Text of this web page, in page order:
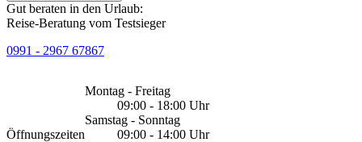
Gut beraten in den Urlaub:
Reise-Beratung vom Testsieger
0991 - 2967 67867
Öffnungszeiten
Montag - Freitag
09:00 - 18:00 Uhr
Samstag - Sonntag
09:00 - 14:00 Uhr